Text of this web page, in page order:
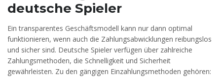
deutsche Spieler
Ein transparentes Geschäftsmodell kann nur dann optimal
funktionieren, wenn auch die Zahlungsabwicklungen reibungslos
und sicher sind. Deutsche Spieler verfügen über zahlreiche
Zahlungsmethoden, die Schnelligkeit und Sicherheit
gewährleisten. Zu den gängigen Einzahlungsmethoden gehören: